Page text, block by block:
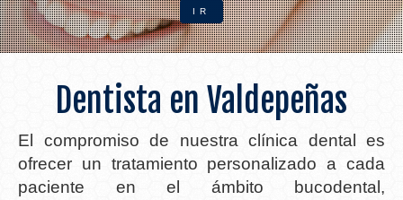
IR
Clínica de odontología
Dentista en Valdepeñas
El compromiso de nuestra clínica dental es
ofrecer un tratamiento personalizado a cada
paciente en el ámbito bucodental,